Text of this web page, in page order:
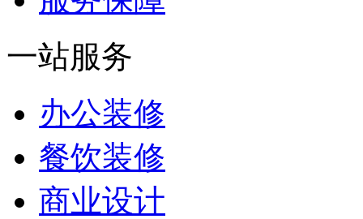
一站服务
办公装修
餐饮装修
商业设计